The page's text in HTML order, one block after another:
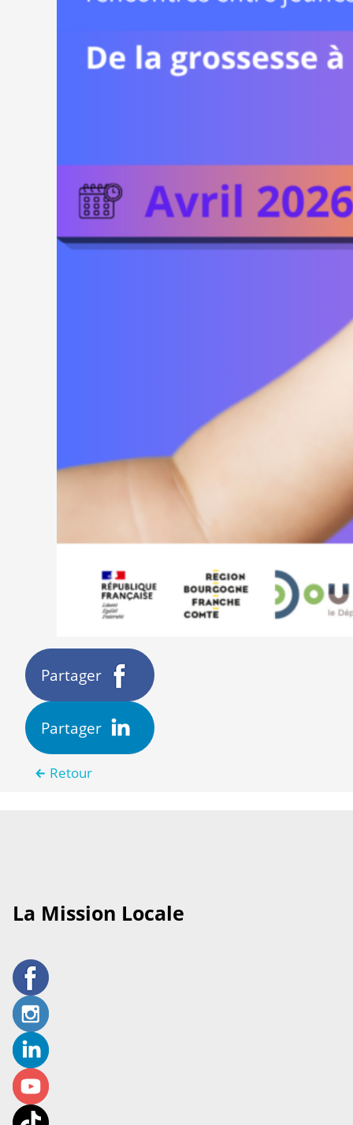
Partager
Partager
Retour
La Mission Locale